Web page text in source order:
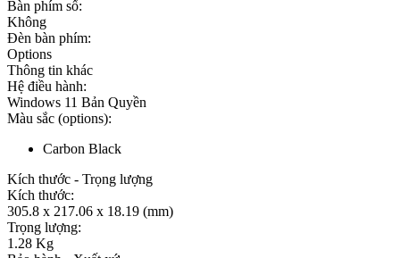
Bàn phím số:
Không
Đèn bàn phím:
Options
Thông tin khác
Hệ điều hành:
Windows 11 Bản Quyền
Màu sắc (options):
Carbon Black
Kích thước - Trọng lượng
Kích thước:
305.8 x 217.06 x 18.19 (mm)
Trọng lượng:
1.28 Kg